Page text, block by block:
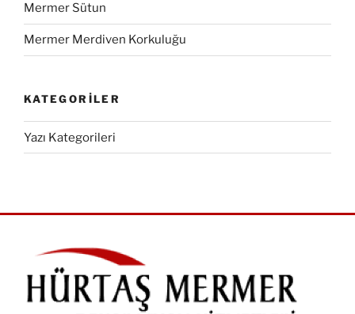
Mermer Sütun
Mermer Merdiven Korkuluğu
KATEGORILER
Yazı Kategorileri